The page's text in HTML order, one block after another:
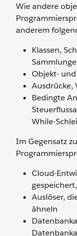
Wie andere
anderem
Klassen,
Objekt-
Ausdrücke,
Bedingte
While-
Im Gegensatz
Cloud-
Auslöser,
ähneln